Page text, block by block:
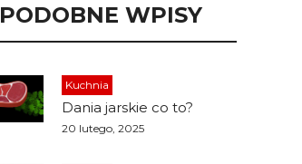
PODOBNE WPISY
Kuchnia
Dania jarskie co to?
20 lutego, 2025